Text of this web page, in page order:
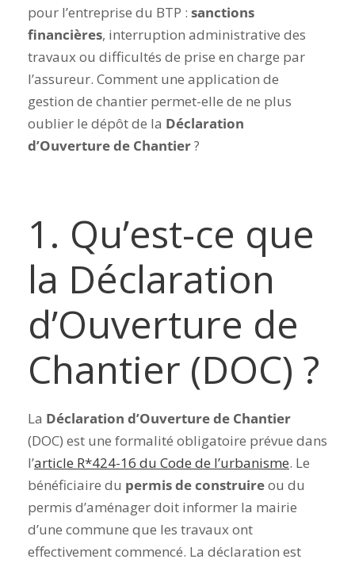
pour l’entreprise du BTP : sanctions
financières, interruption administrative des
travaux ou difficultés de prise en charge par
l’assureur. Comment une application de
gestion de chantier permet-elle de ne plus
oublier le dépôt de la Déclaration
d’Ouverture de Chantier?
1. Qu’est-ce que
la Déclaration
d’Ouverture de
Chantier (DOC) ?
La Déclaration d’Ouverture de Chantier
(DOC) est une formalité obligatoire prévue dans
l’article R*424-16 du Code de l’urbanisme. Le
bénéficiaire du permis de construireou du
permis d’aménager doit informer la mairie
d’une commune que les travaux ont
effectivement commencé. La déclaration est